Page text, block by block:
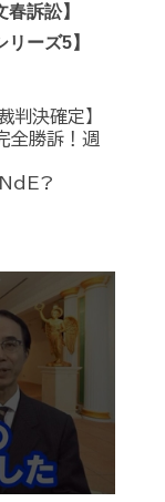
訴訟】
ーズ5】
判決確定】
全勝訴！週